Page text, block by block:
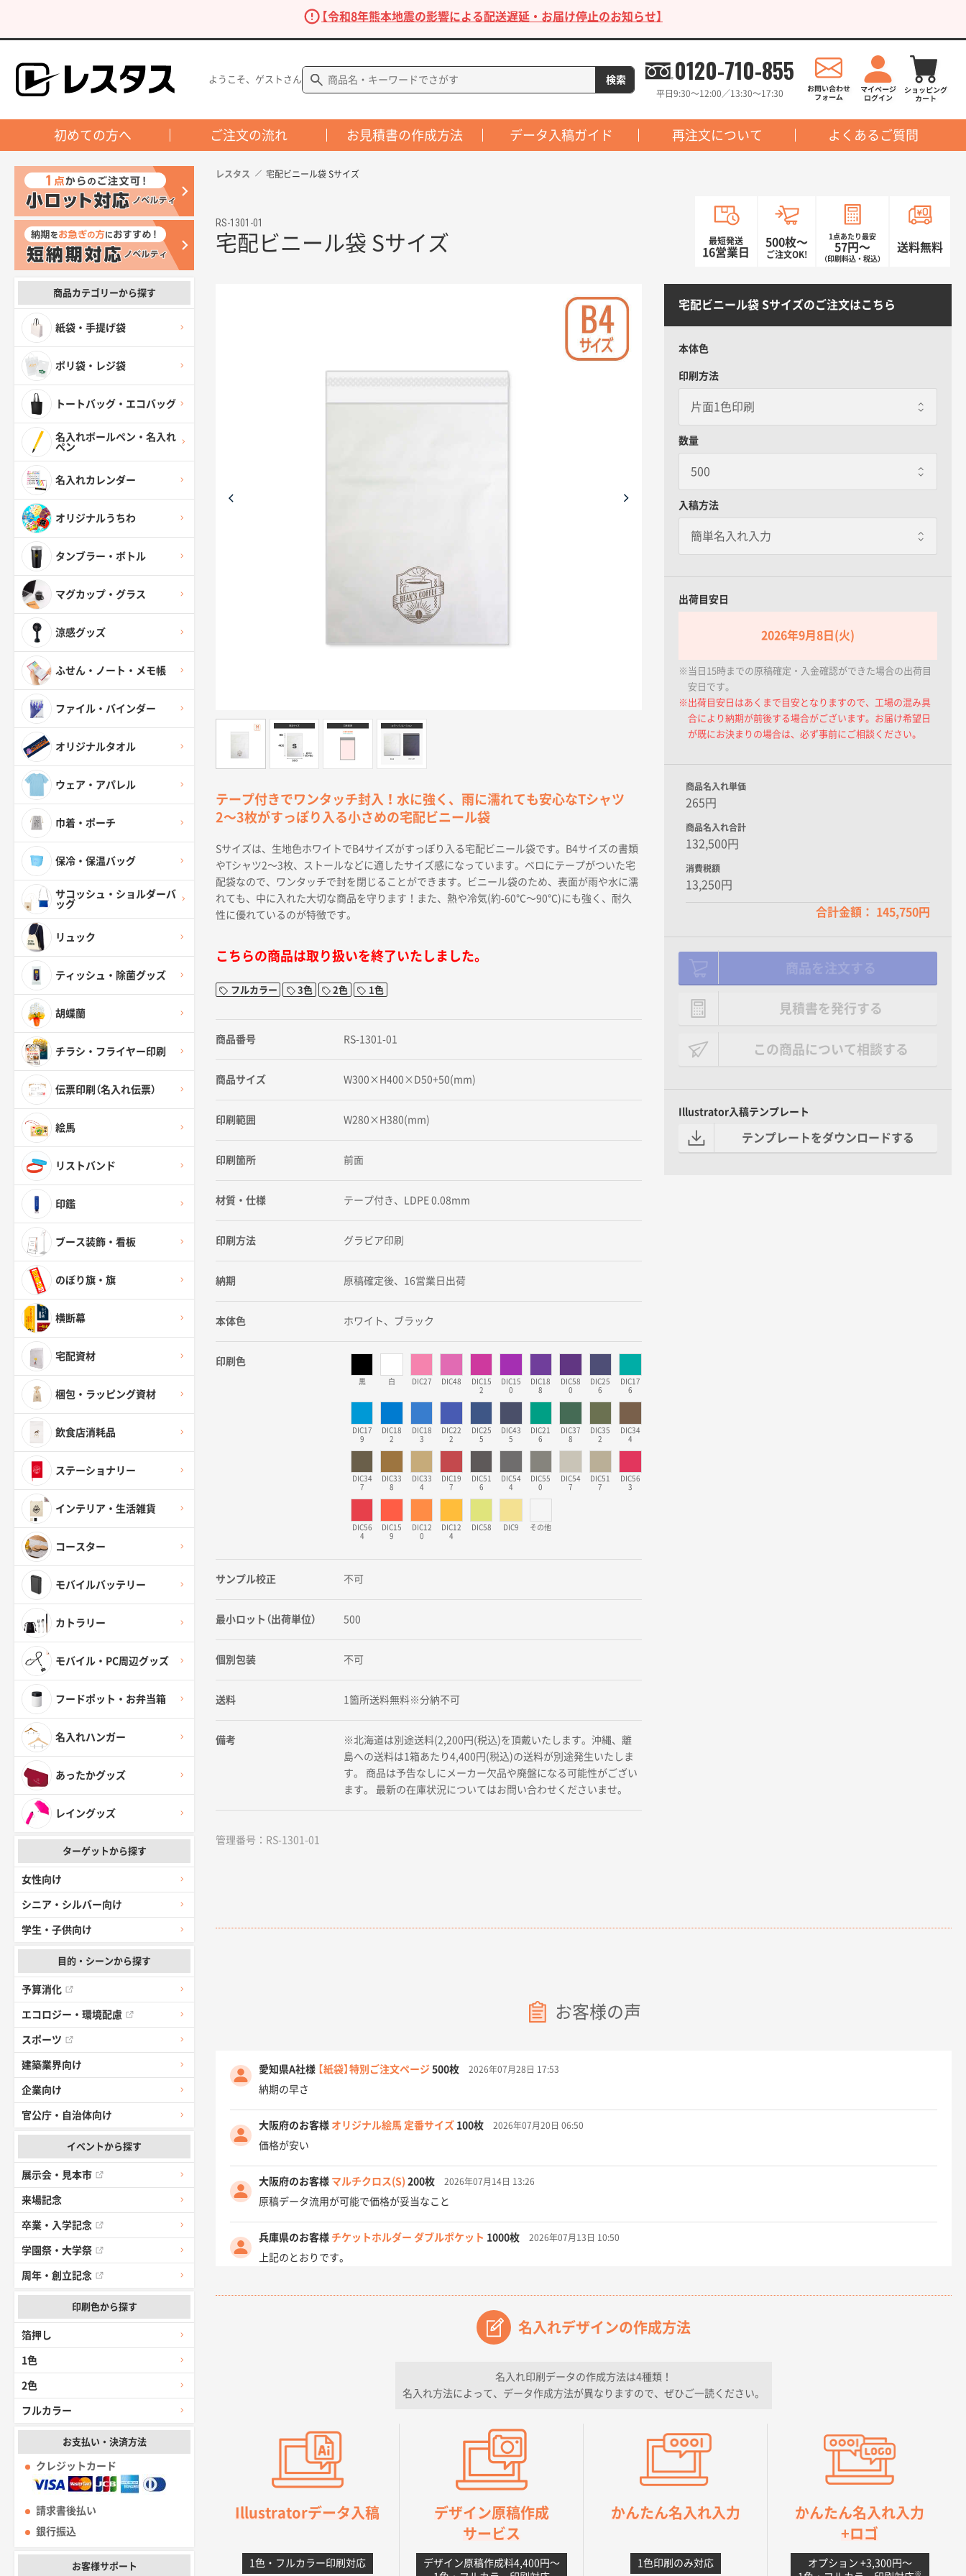
【令和8年熊本地震の影響による配送遅延・お届け停止のお知らせ】
ようこそ、ゲストさん 0120-710-855
平日9:30〜12:00／13:30〜17:30
初めての方へ ご注文の流れ お見積書の作成方法 データ入稿ガイド 再注文について よくあるご質問
商品カテゴリーから探す
紙袋・手提げ袋
ポリ袋・レジ袋
トートバッグ・エコバッグ
名入れボールペン・名入れ
ペン
名入れカレンダー
オリジナルうちわ
タンブラー・ボトル
マグカップ・グラス
涼感グッズ
ふせん・ノート・メモ帳
ファイル・バインダー
オリジナルタオル
ウェア・アパレル
巾着・ポーチ
保冷・保温バッグ
サコッシュ・ショルダーバ
ッグ
リュック
ティッシュ・除菌グッズ
胡蝶蘭
チラシ・フライヤー印刷
伝票印刷（名入れ伝票）
絵馬
リストバンド
印鑑
ブース装飾・看板
のぼり旗・旗
横断幕
宅配資材
梱包・ラッピング資材
飲食店消耗品
ステーショナリー
インテリア・生活雑貨
コースター
モバイルバッテリー
カトラリー
モバイル・PC周辺グッズ
フードポット・お弁当箱
名入れハンガー
あったかグッズ
レイングッズ
ターゲットから探す
女性向け
シニア・シルバー向け
学生・子供向け
目的・シーンから探す
予算消化
エコロジー・環境配慮
スポーツ
建築業界向け
企業向け
官公庁・自治体向け
イベントから探す
展示会・見本市
来場記念
卒業・入学記念
学園祭・大学祭
周年・創立記念
印刷色から探す
箔押し
1色
2色
フルカラー
お支払い・決済方法
クレジットカード
請求書後払い
銀行振込
お客様サポート
レスタス 宅配ビニール袋 Sサイズ
RS-1301-01
宅配ビニール袋 Sサイズ 最短発送
16営業日
500枚〜
ご注文OK!
1点あたり最安
57円〜
（印刷料込・税込）
送料無料
宅配ビニール袋 Sサイズのご注文はこちら
本体色
印刷方法
数量
入稿方法
出荷目安日
2026年9月8日(火)
※当日15時までの原稿確定・入金確認ができた場合の出荷目
安日です。
※出荷目安日はあくまで目安となりますので、工場の混み具
合により納期が前後する場合がございます。お届け希望日
が既にお決まりの場合は、必ず事前にご相談ください。
商品名入れ単価
265円
商品名入れ合計
132,500円
消費税額
13,250円
合計金額： 145,750円
見積書を発行する
この商品について相談する
Illustrator入稿テンプレート
テンプレートをダウンロードする
テープ付きでワンタッチ封入！水に強く、雨に濡れても安心なTシャツ
2〜3枚がすっぽり入る小さめの宅配ビニール袋
Sサイズは、生地色ホワイトでB4サイズがすっぽり入る宅配ビニール袋です。B4サイズの書類
やTシャツ2〜3枚、ストールなどに適したサイズ感になっています。ベロにテープがついた宅
配袋なので、ワンタッチで封を閉じることができます。ビニール袋のため、表面が雨や水に濡
れても、中に入れた大切な商品を守ります！また、熱や冷気(約-60℃〜90℃)にも強く、耐久
性に優れているのが特徴です。
こちらの商品は取り扱いを終了いたしました。
フルカラー 3色 2色 1色
商品番号 RS-1301-01
商品サイズ W300×H400×D50+50(mm)
印刷範囲 W280×H380(mm)
印刷箇所 前面
材質・仕様 テープ付き、LDPE 0.08mm
印刷方法 グラビア印刷
納期 原稿確定後、16営業日出荷
本体色 ホワイト、ブラック
印刷色
黒 白 DIC27 DIC48
DIC15
2
DIC15
0
DIC18
8
DIC58
0
DIC25
6
DIC17
6
DIC17
9
DIC18
2
DIC18
3
DIC22
2
DIC25
5
DIC43
5
DIC21
6
DIC37
8
DIC35
2
DIC34
4
DIC34
7
DIC33
8
DIC33
4
DIC19
7
DIC51
6
DIC54
4
DIC55
0
DIC54
7
DIC51
7
DIC56
3
DIC56
4
DIC15
9
DIC12
0
DIC12
4
DIC58 DIC9 その他
サンプル校正 不可
最小ロット（出荷単位） 500
個別包装 不可
送料 1箇所送料無料※分納不可
備考
※北海道は別途送料(2,200円(税込)を頂戴いたします。沖縄、離
島への送料は1箱あたり4,400円(税込)の送料が別途発生いたしま
す。 商品は予告なしにメーカー欠品や廃盤になる可能性がござい
ます。 最新の在庫状況についてはお問い合わせくださいませ。
管理番号：RS-1301-01
お客様の声
愛知県A社様 【紙袋】特別ご注文ページ 500枚 2026年07月28日 17:53
納期の早さ
大阪府のお客様 オリジナル絵馬 定番サイズ 100枚 2026年07月20日 06:50
価格が安い
大阪府のお客様 マルチクロス(S) 200枚 2026年07月14日 13:26
原稿データ流用が可能で価格が妥当なこと
兵庫県のお客様 チケットホルダー ダブルポケット 1000枚 2026年07月13日 10:50
上記のとおりです。
愛知県I社様 【オーダー商品】特別ご注文ページ043000枚 2026年07月03日 09:23
価格 大丈夫そうな会社に見えた
大阪府のお客様 A4フルカラークリアファイル 1000枚 2026年06月11日 14:46
前回使用して良かった。
高知県I社様 【ポリ】特別ご注文ページ 1000枚 2026年06月08日 17:38
愛媛県S社様 不織布フラットバッグ（A4縦サイズ）1000枚 2026年05月25日 15:10
名入れデザインの作成方法
名入れ印刷データの作成方法は4種類！
名入れ方法によって、データ作成方法が異なりますので、ぜひご一読ください。
Illustratorデータ入稿
1色・フルカラー印刷対応
デザイン原稿作成
サービス
デザイン原稿作成料4,400円〜
かんたん名入れ入力
1色印刷のみ対応
かんたん名入れ入力
+ロゴ
オプション +3,300円〜
※